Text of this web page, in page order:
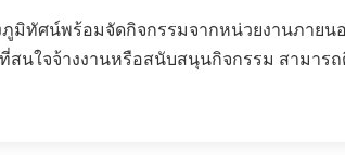
มิทัศน์พร้อมจัดกิจกรรมจากหน่วยงานภายน
นใจจ้างงานหรือสนับสนุนกิจกรรม สามารถ